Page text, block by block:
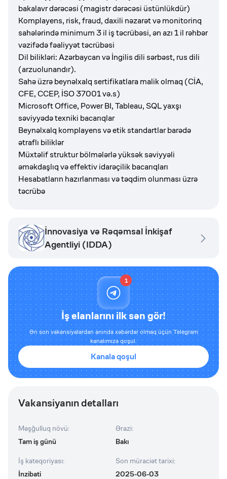
bakalavr dərəcəsi (magistr dərəcəsi üstünlükdür)
Komplayens, risk, fraud, daxili nəzarət və monitorinq
sahələrində minimum 3 il iş təcrübəsi, ən azı 1 il rəhbər
vəzifədə fəaliyyət təcrübəsi
Dil bilikləri: Azərbaycan və İngilis dili sərbəst, rus dili
(arzuolunandır).
Sahə üzrə beynəlxalq sertifikatlara malik olmaq (CİA,
CFE, CCEP, İSO 37001 və.s)
Microsoft Office, Power BI, Tableau, SQL yaxşı
səviyyədə texniki bacarıqlar
Beynəlxalq komplayens və etik standartlar barədə
ətraflı biliklər
Müxtəlif struktur bölmələrlə yüksək səviyyəli
əməkdaşlıq və effektiv idarəçilik bacarıqları
Hesabatların hazırlanması və təqdim olunması üzrə
təcrübə
İnnovasiya və Rəqəmsal İnkişaf
Agentliyi (IDDA)
1
İş elanlarını ilk sən gör!
Ən son vakansiyalardan anında xəbərdar olmaq üçün Telegram
kanalımıza qoşul.
Kanala qoşul
Vakansiyanın detalları
Məşğulluq növü:
Tam iş günü
Ərazi:
Bakı
İş kateqoriyası:
İnzibati
Son müraciət tarixi:
2025-06-03